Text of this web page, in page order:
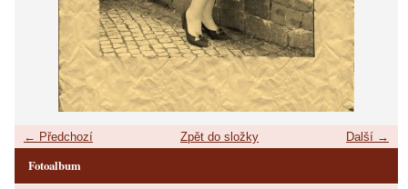
← Předchozí Další →
Zpět do složky
Fotoalbum